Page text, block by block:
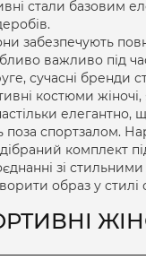
стали базовим
забезпечують
важливо під
сучасні бренди
костюми жіночі,
елегантно,
поза спортзалом.
комплект
зі стильними
образ у стилі